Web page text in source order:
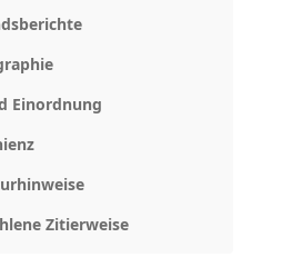
Einordnung
Zitierweise